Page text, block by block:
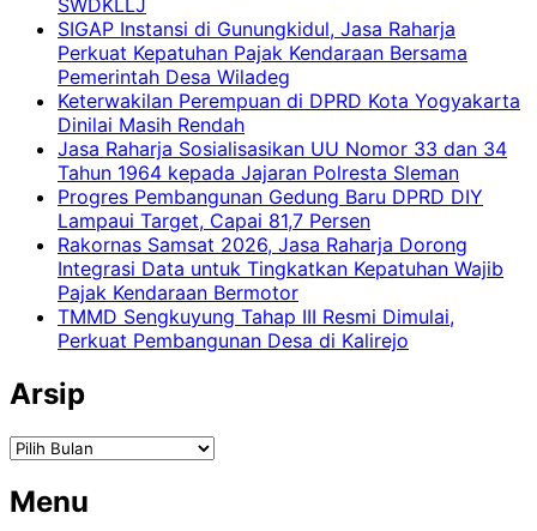
SIGAP Instansi di Gunungkidul, Jasa Raharja
Perkuat Kepatuhan Pajak Kendaraan Bersama
Pemerintah Desa Wiladeg
Keterwakilan Perempuan di DPRD Kota Yogyakarta
Dinilai Masih Rendah
Jasa Raharja Sosialisasikan UU Nomor 33 dan 34
Tahun 1964 kepada Jajaran Polresta Sleman
Progres Pembangunan Gedung Baru DPRD DIY
Lampaui Target, Capai 81,7 Persen
Rakornas Samsat 2026, Jasa Raharja Dorong
Integrasi Data untuk Tingkatkan Kepatuhan Wajib
Pajak Kendaraan Bermotor
TMMD Sengkuyung Tahap III Resmi Dimulai,
Perkuat Pembangunan Desa di Kalirejo
Arsip
Arsip
Menu